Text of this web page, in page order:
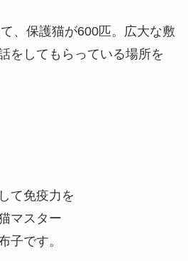
、保護猫が600匹。広大な敷
をしてもらっている場所を
て免疫力を
マスター
子です。